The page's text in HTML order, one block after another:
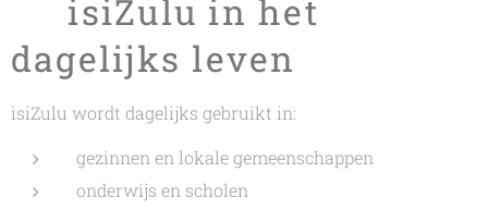
🏛️ isiZulu in het
dagelijks leven
isiZulu wordt dagelijks gebruikt in:
gezinnen en lokale gemeenschappen
onderwijs en scholen